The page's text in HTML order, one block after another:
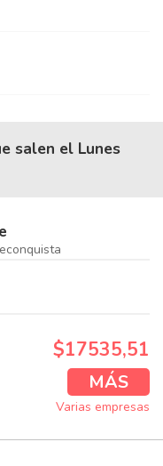
salen el Lunes
$17535,51
MÁS
Varias empresas